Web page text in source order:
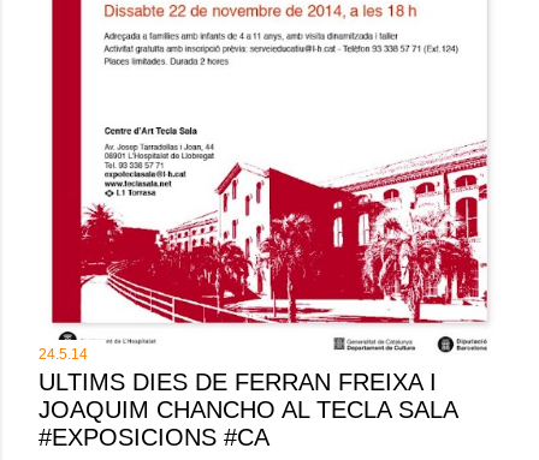
24.5.14
ULTIMS DIES DE FERRAN FREIXA I
JOAQUIM CHANCHO AL TECLA SALA
#EXPOSICIONS #CA